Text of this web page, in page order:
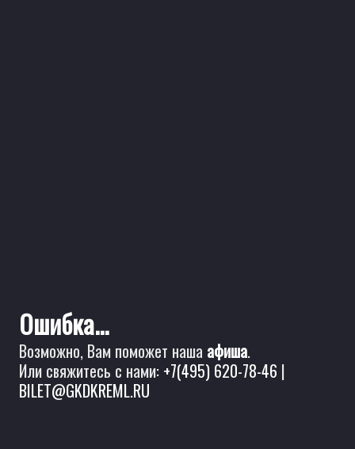
Ошибка...
Возможно, Вам поможет наша афиша.
Или свяжитесь с нами: +7(495) 620-78-46 |
BILET@GKDKREML.RU